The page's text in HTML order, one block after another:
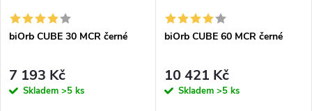
biOrb CUBE 30 MCR černé
7 193 Kč
Skladem >5 ks
biOrb CUBE 60 MCR černé
10 421 Kč
Skladem >5 ks